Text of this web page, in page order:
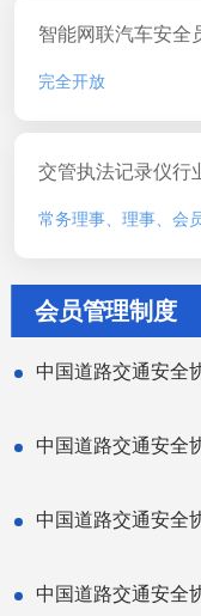
智能网联汽车安全
完全开放
交管执法记录仪行
常务理事、理事、会
会员管理制度
中国道路交通安全
中国道路交通安全
中国道路交通安全
中国道路交通安全